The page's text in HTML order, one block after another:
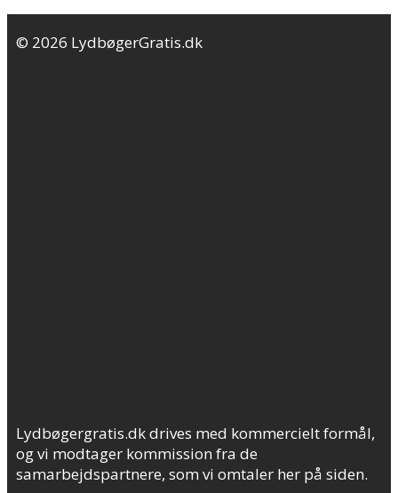
© 2026 LydbøgerGratis.dk
Lydbøgergratis.dk drives med kommercielt formål,
og vi modtager kommission fra de
samarbejdspartnere, som vi omtaler her på siden.